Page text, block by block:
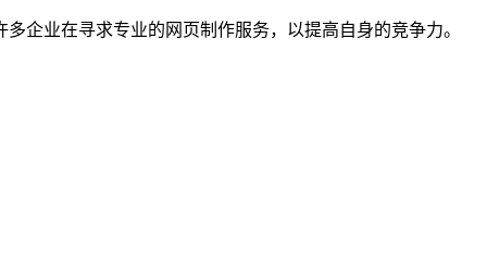
企业在寻求专业的网页制作服务，以提高自身的竞争力。